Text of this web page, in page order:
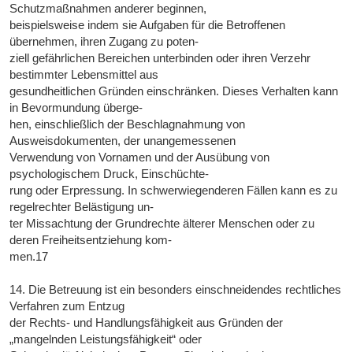
Schutzmaßnahmen anderer beginnen,
beispielsweise indem sie Aufgaben für die Betroffenen
übernehmen, ihren Zugang zu poten-
ziell gefährlichen Bereichen unterbinden oder ihren Verzehr
bestimmter Lebensmittel aus
gesundheitlichen Gründen einschränken. Dieses Verhalten kann
in Bevormundung überge-
hen, einschließlich der Beschlagnahmung von
Ausweisdokumenten, der unangemessenen
Verwendung von Vornamen und der Ausübung von
psychologischem Druck, Einschüchte-
rung oder Erpressung. In schwerwiegenderen Fällen kann es zu
regelrechter Belästigung un-
ter Missachtung der Grundrechte älterer Menschen oder zu
deren Freiheitsentziehung kom-
men.17
14. Die Betreuung ist ein besonders einschneidendes rechtliches
Verfahren zum Entzug
der Rechts- und Handlungsfähigkeit aus Gründen der
„mangelnden Leistungsfähigkeit“ oder